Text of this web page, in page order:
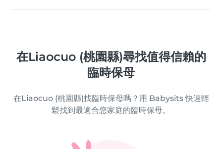
在Liaocuo (桃園縣)尋找值得信賴的
臨時保母
在Liaocuo (桃園縣)找臨時保母嗎？用 Babysits 快速輕
鬆找到最適合您家庭的臨時保母。